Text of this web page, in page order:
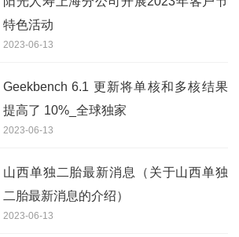
特色活动
2023-06-13
Geekbench 6.1 更新将单核和多核结果
提高了 10%_全球独家
2023-06-13
山西单独二胎最新消息（关于山西单独
二胎最新消息的介绍）
2023-06-13